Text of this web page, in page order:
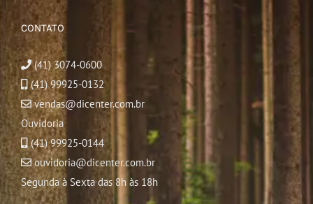
CONTATO
(41) 3074-0600
(41) 99925-0132
vendas@dicenter.com.br
Ouvidoria
(41) 99925-0144
ouvidoria@dicenter.com.br
Segunda à Sexta das 8h às 18h